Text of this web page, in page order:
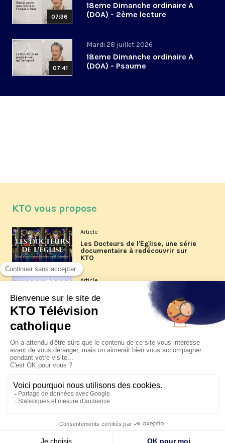
07:36
18eme Dimanche ordinaire A
(DOA) - 2ème lecture
07:41
Mardi 28 juillet 2026
18eme Dimanche ordinaire A
(DOA) - Psaume
KTO vous propose
Article
Les Docteurs de l'Église, une série
documentaire à redécouvrir sur
KTO
Article
Les reportages d'été 2026 de KTO
La visite pastorale du pape Léon
XIV à Assise à suivre sur KTO le
jeudi 6 août
Le pape en Uruguay, Argentine et
Pérou du 6 au 17 novembre 2026